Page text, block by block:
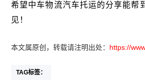
希望中车物流汽车托运的分享能帮
见！
本文属原创，转载请注明出处： https://
TAG标签：